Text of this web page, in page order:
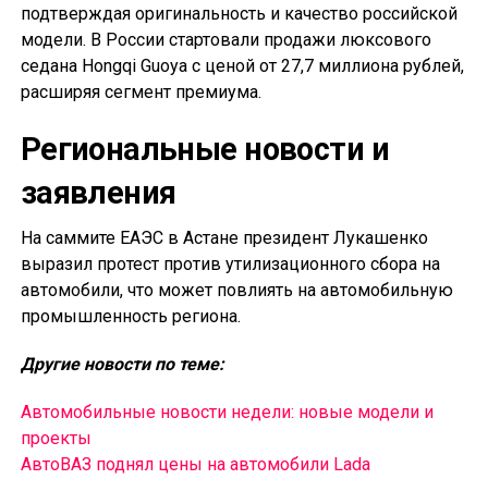
подтверждая оригинальность и качество российской
модели. В России стартовали продажи люксового
седана Hongqi Guoya с ценой от 27,7 миллиона рублей,
расширяя сегмент премиума.
Региональные новости и
заявления
На саммите ЕАЭС в Астане президент Лукашенко
выразил протест против утилизационного сбора на
автомобили, что может повлиять на автомобильную
промышленность региона.
Другие новости по теме:
Автомобильные новости недели: новые модели и
проекты
АвтоВАЗ поднял цены на автомобили Lada